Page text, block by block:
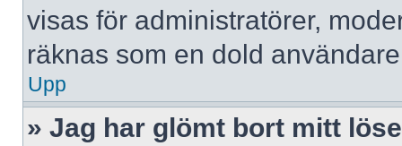
visas för administratörer,
räknas som en dold
Upp
» Jag har glömt bort mitt